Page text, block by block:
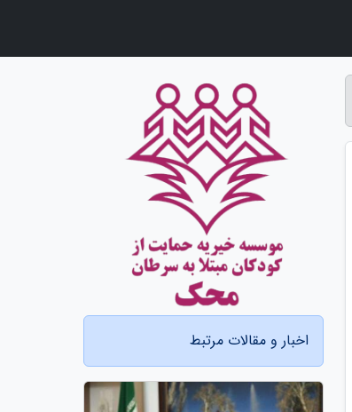
اخبار و مقالات مرتبط